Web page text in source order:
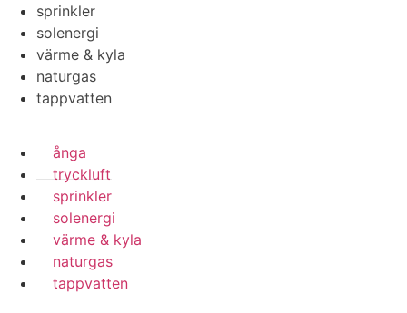
sprinkler
solenergi
värme & kyla
naturgas
tappvatten
ånga
tryckluft
sprinkler
solenergi
värme & kyla
naturgas
tappvatten